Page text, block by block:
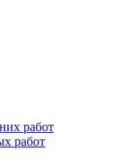
работ
работ